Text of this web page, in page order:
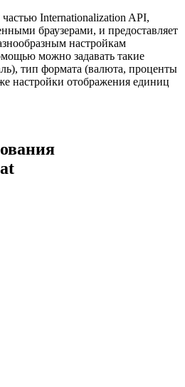
Internationalization API,
браузерами, и предоставляет
настройкам
можно задавать такие
тип формата (валюта, проценты
настройки отображения единиц